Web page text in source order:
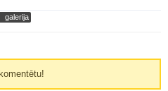
galerija